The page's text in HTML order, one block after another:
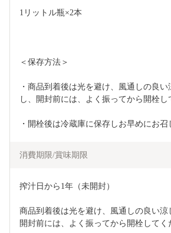
1リットル瓶×2本
＜保存方法＞
・商品到着後は光を避け、風通しの良
し、開封前には、よく振ってから開栓し
・開栓後は冷蔵庫に保存しお早めにお召
消費期限/賞味期限
搾汁日から1年（未開封）
商品到着後は光を避け、風通しの良い涼
開封前には、よく振ってから開栓してく